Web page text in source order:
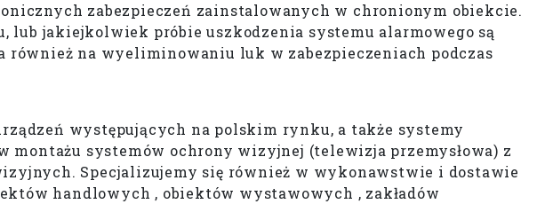
zabezpieczeń zainstalowanych w chronionym obiekcie.
lub jakiejkolwiek próbie uszkodzenia systemu alarmowego są
na wyeliminowaniu luk w zabezpieczeniach podczas
występujących na polskim rynku, a także systemy
montażu systemów ochrony wizyjnej (telewizja przemysłowa) z
Specjalizujemy się również w wykonawstwie i dostawie
handlowych , obiektów wystawowych , zakładów